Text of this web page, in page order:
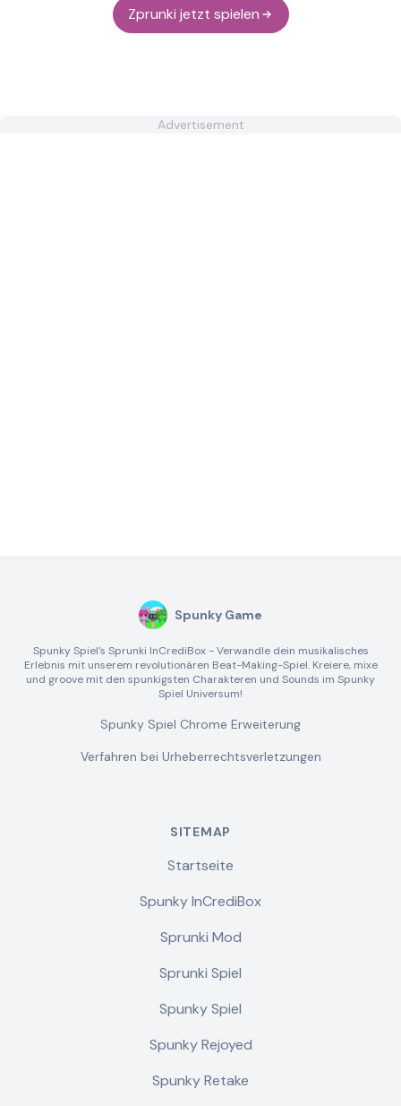
Zprunki jetzt spielen
Advertisement
Spunky Game
Spunky Spiel's Sprunki InCrediBox - Verwandle dein musikalisches
Erlebnis mit unserem revolutionären Beat-Making-Spiel. Kreiere, mixe
und groove mit den spunkigsten Charakteren und Sounds im Spunky
Spiel Universum!
Spunky Spiel Chrome Erweiterung
Verfahren bei Urheberrechtsverletzungen
SITEMAP
Startseite
Spunky InCrediBox
Sprunki Mod
Sprunki Spiel
Spunky Spiel
Spunky Rejoyed
Spunky Retake